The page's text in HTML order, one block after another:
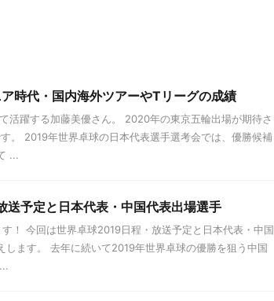
時代・国内海外ツアーやTリーグの成績
活躍する加藤美優さん。 2020年の東京五輪出場が期待さ
。 2019年世界卓球の日本代表選手選考会では、優勝候補
...
予定と日本代表・中国代表出場選手
！ 今回は世界卓球2019日程・放送予定と日本代表・中国
します。 去年に続いて2019年世界卓球の優勝を狙う中国